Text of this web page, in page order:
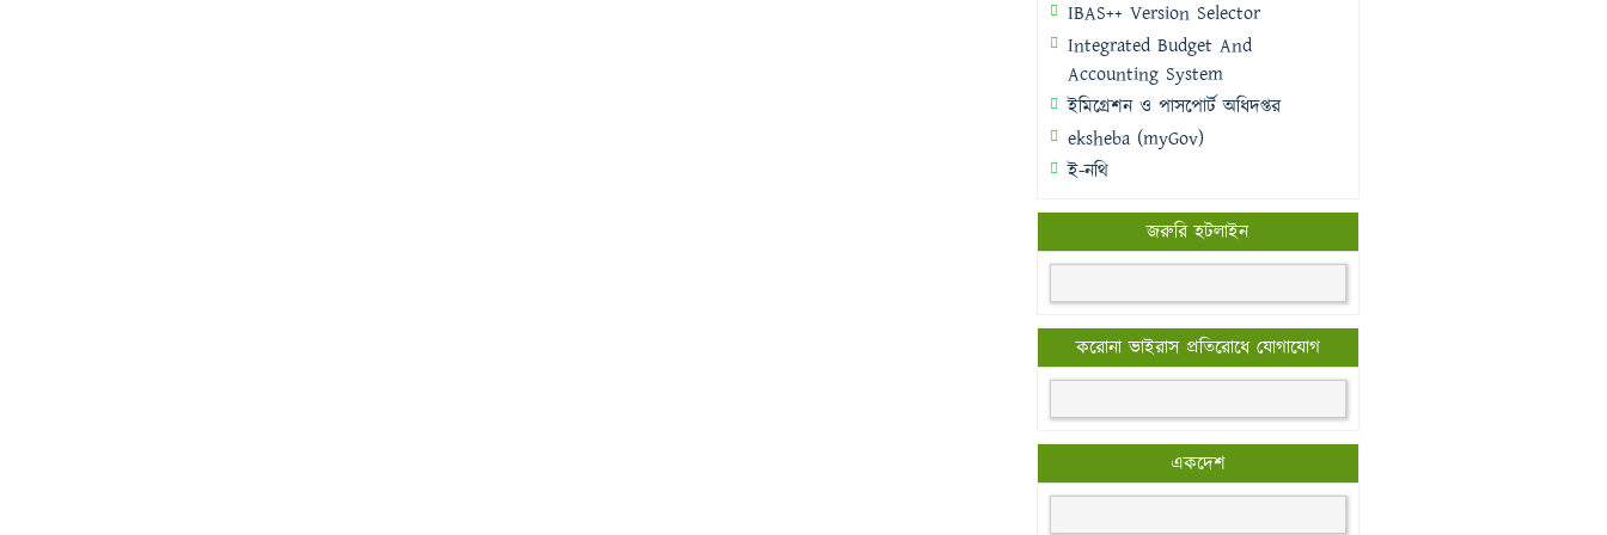
IBAS++ Version Selector
Integrated Budget And
Accounting System
ইমিগ্রেশন ও পাসপোর্ট অধিদপ্তর
eksheba (myGov)
ই-নথি
জরুরি হটলাইন
করোনা ভাইরাস প্রতিরোধে যোগাযোগ
একদেশ